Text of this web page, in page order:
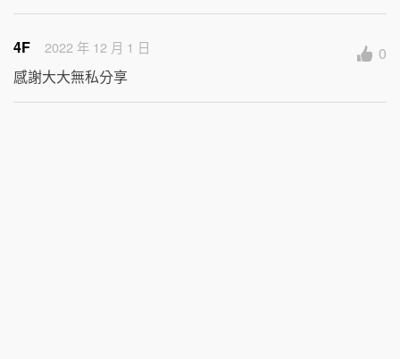
0
4F 2022 年 12 月 1 日
感謝大大無私分享